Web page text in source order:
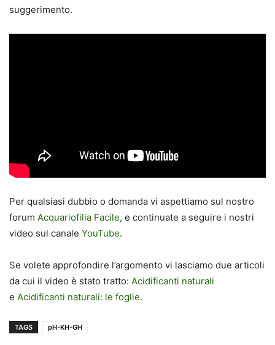
suggerimento.
Per qualsiasi dubbio o domanda vi aspettiamo sul nostro
forum Acquariofilia Facile, e continuate a seguire i nostri
video sul canale YouTube.
Se volete approfondire l’argomento vi lasciamo due articoli
da cui il video è stato tratto: Acidificanti naturali
e Acidificanti naturali: le foglie.
TAGS pH-KH-GH